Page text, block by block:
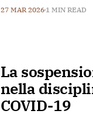
27 MAR 2026 1 MIN READ
La
nella
COVID-19